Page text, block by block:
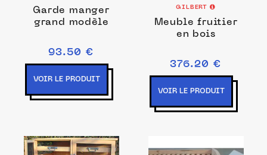
Garde manger
grand modèle
93.50 €
VOIR LE PRODUIT
GILBERT
Meuble fruitier
en bois
376.20 €
VOIR LE PRODUIT